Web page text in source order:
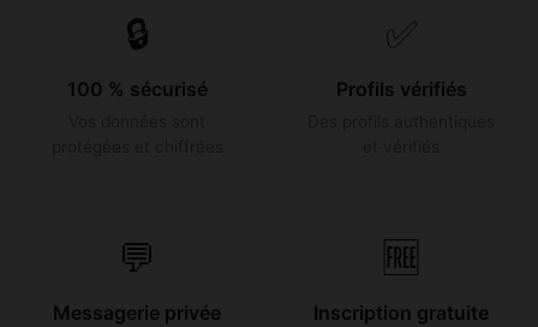
🔒
100 % sécurisé
✅
Profils vérifiés
💬
Messagerie privée
🆓
Inscription gratuite